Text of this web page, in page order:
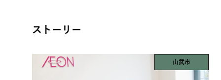
ストーリー
山武市